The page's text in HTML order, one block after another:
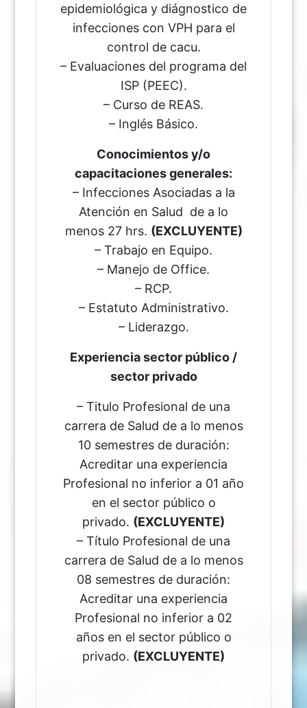
epidemiológica y diágnostico de
infecciones con VPH para el
control de cacu.
– Evaluaciones del programa del
ISP (PEEC).
– Curso de REAS.
– Inglés Básico.
Conocimientos y/o
capacitaciones generales:
– Infecciones Asociadas a la
Atención en Salud de a lo
menos 27 hrs. (EXCLUYENTE)
– Trabajo en Equipo.
– Manejo de Office.
– RCP.
– Estatuto Administrativo.
– Liderazgo.
Experiencia sector público /
sector privado
– Titulo Profesional de una
carrera de Salud de a lo menos
10 semestres de duración:
Acreditar una experiencia
Profesional no inferior a 01 año
en el sector público o
privado. (EXCLUYENTE)
– Título Profesional de una
carrera de Salud de a lo menos
08 semestres de duración:
Acreditar una experiencia
Profesional no inferior a 02
años en el sector público o
privado. (EXCLUYENTE)